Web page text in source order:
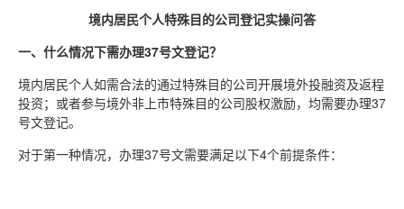
境内居民个人特殊目的公司登记实操问答
一、什么情况下需办理37号文登记？
境内居民个人如需合法的通过特殊目的公司开展境外投融资及返程
投资；或者参与境外非上市特殊目的公司股权激励，均需要办理37
号文登记。
对于第一种情况，办理37号文需要满足以下4个前提条件：